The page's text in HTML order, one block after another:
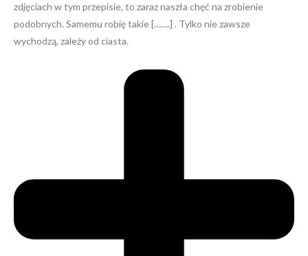
zdjęciach w tym przepisie, to zaraz naszła chęć na zrobienie
podobnych. Samemu robię takie […….] . Tylko nie zawsze
wychodzą, zależy od ciasta.